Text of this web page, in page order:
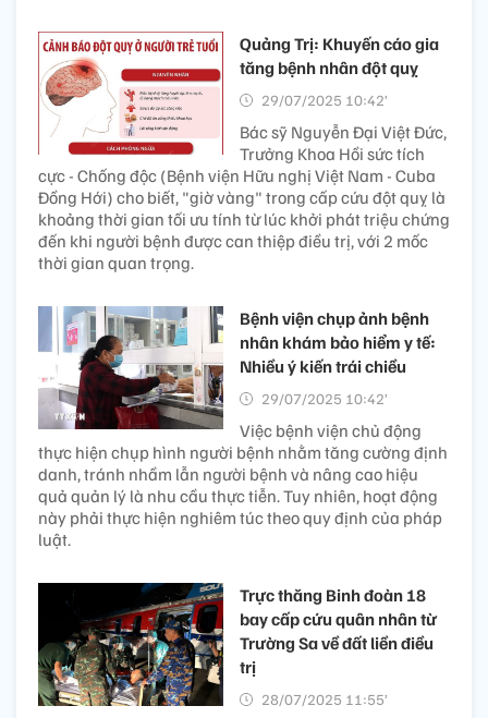
Quảng Trị: Khuyến cáo gia
tăng bệnh nhân đột quỵ
29/07/2025 10:42’
Bác sỹ Nguyễn Đại Việt Đức,
Trưởng Khoa Hồi sức tích
cực - Chống độc (Bệnh viện Hữu nghị Việt Nam - Cuba
Đồng Hới) cho biết, "giờ vàng" trong cấp cứu đột quỵ là
khoảng thời gian tối ưu tính từ lúc khởi phát triệu chứng
đến khi người bệnh được can thiệp điều trị, với 2 mốc
thời gian quan trọng.
Bệnh viện chụp ảnh bệnh
nhân khám bảo hiểm y tế:
Nhiều ý kiến trái chiều
29/07/2025 10:42’
Việc bệnh viện chủ động
thực hiện chụp hình người bệnh nhằm tăng cường định
danh, tránh nhầm lẫn người bệnh và nâng cao hiệu
quả quản lý là nhu cầu thực tiễn. Tuy nhiên, hoạt động
này phải thực hiện nghiêm túc theo quy định của pháp
luật.
Trực thăng Binh đoàn 18
bay cấp cứu quân nhân từ
Trường Sa về đất liền điều
trị
28/07/2025 11:55’